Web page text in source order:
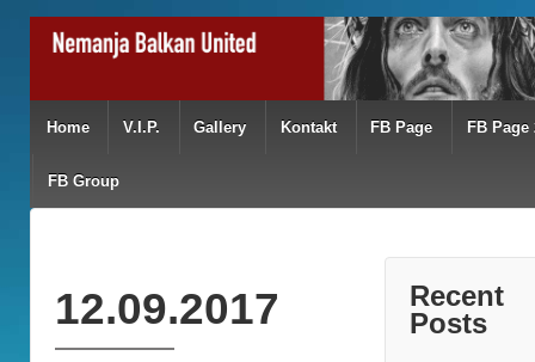
Home V.I.P. Gallery Kontakt FB Page FB Page
FB Group
12.09.2017
Recent
Posts